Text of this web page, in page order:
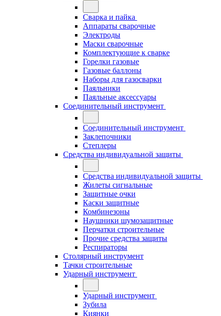
Сварка и пайка
Аппараты сварочные
Электроды
Маски сварочные
Комплектующие к сварке
Горелки газовые
Газовые баллоны
Наборы для газосварки
Паяльники
Паяльные аксессуары
Соединительный инструмент
Соединительный инструмент
Заклепочники
Степлеры
Средства индивидуальной защиты
Средства индивидуальной защиты
Жилеты сигнальные
Защитные очки
Каски защитные
Комбинезоны
Наушники шумозащитные
Перчатки строительные
Прочие средства защиты
Респираторы
Столярный инструмент
Тачки строительные
Ударный инструмент
Ударный инструмент
Зубила
Киянки